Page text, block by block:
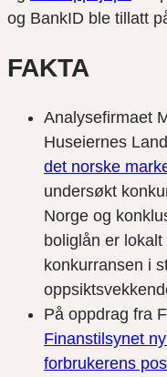
og BankID ble tillatt
FAKTA
Analysefirmaet
Huseiernes
det norske
undersøkt
Norge og
boliglån er
konkurransen i
På oppdrag fra
Finanstilsynet
forbrukerens